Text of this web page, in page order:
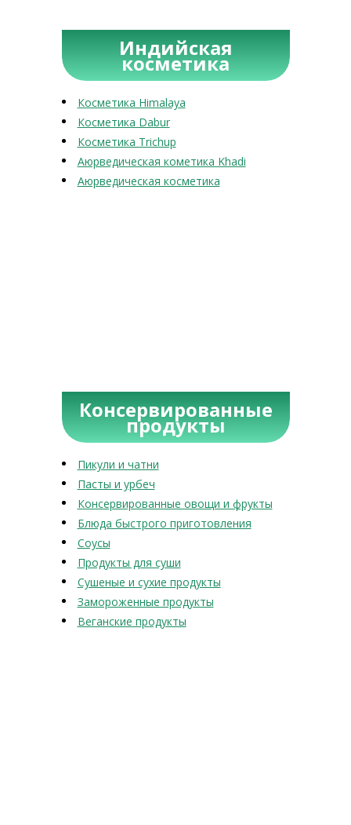
Индийская
косметика
Косметика Himalaya
Косметика Dabur
Косметика Trichup
Аюрведическая кометика Khadi
Аюрведическая косметика
Консервированные
продукты
Пикули и чатни
Пасты и урбеч
Консервированные овощи и фрукты
Блюда быстрого приготовления
Соусы
Продукты для суши
Сушеные и сухие продукты
Замороженные продукты
Веганские продукты